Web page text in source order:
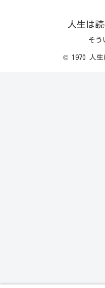
人生は
そう
© 1970 人生